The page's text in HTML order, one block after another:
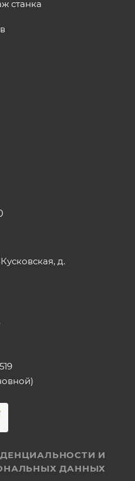
станка
Кусковская, д.
И
ДАННЫХ